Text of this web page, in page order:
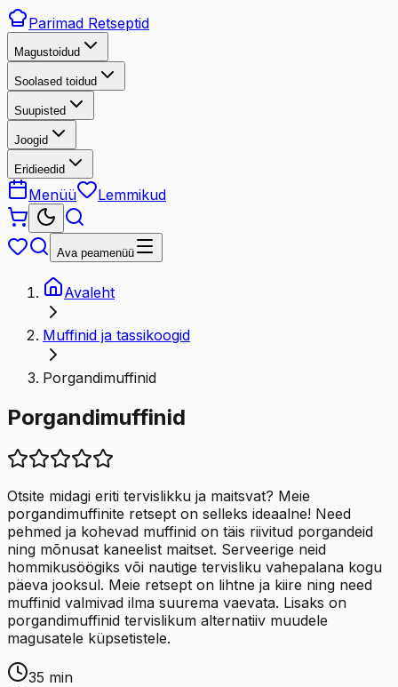
Parimad Retseptid
Magustoidud
Soolased toidud
Suupisted
Joogid
Eridieedid
Menüü Lemmikud
Ava peamenüü
Avaleht
Muffinid ja tassikoogid
Porgandimuffinid
Porgandimuffinid
Otsite midagi eriti tervislikku ja maitsvat? Meie
porgandimuffinite retsept on selleks ideaalne! Need
pehmed ja kohevad muffinid on täis riivitud porgandeid
ning mõnusat kaneelist maitset. Serveerige neid
hommikusöögiks või nautige tervisliku vahepalana kogu
päeva jooksul. Meie retsept on lihtne ja kiire ning need
muffinid valmivad ilma suurema vaevata. Lisaks on
porgandimuffinid tervislikum alternatiiv muudele
magusatele küpsetistele.
35 min